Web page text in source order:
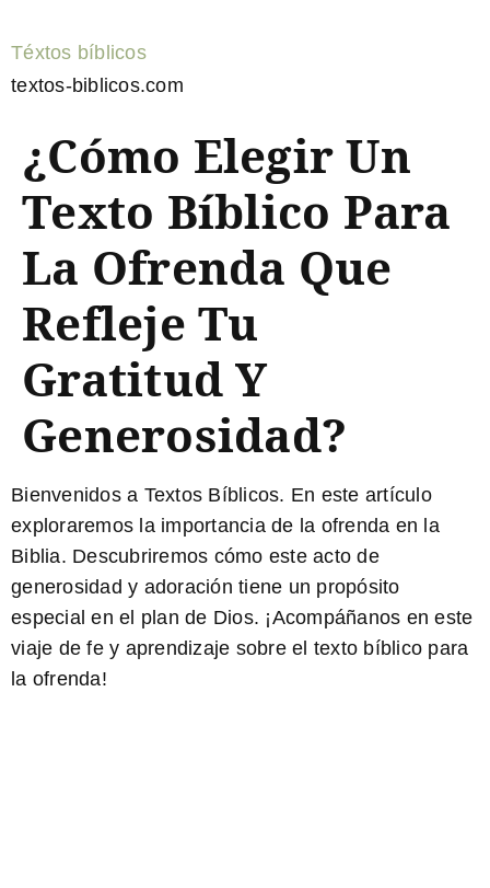
Téxtos bíblicos
textos-biblicos.com
¿Cómo Elegir Un
Texto Bíblico Para
La Ofrenda Que
Refleje Tu
Gratitud Y
Generosidad?
Bienvenidos a Textos Bíblicos. En este artículo
exploraremos la importancia de la ofrenda en la
Biblia. Descubriremos cómo este acto de
generosidad y adoración tiene un propósito
especial en el plan de Dios. ¡Acompáñanos en este
viaje de fe y aprendizaje sobre el texto bíblico para
la ofrenda!